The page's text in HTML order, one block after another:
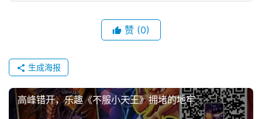
月
0
赞 (0)
生成海报
高峰错开，乐趣《不服小天王》拥堵的地牢